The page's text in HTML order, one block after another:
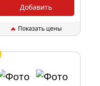
Добавить
Показать цены